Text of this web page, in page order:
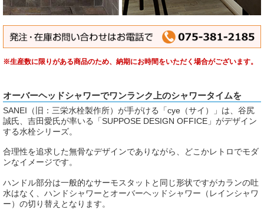
※生産数に限りがある商品のため、納期にお時間をいただく場合がございます。
オーバーヘッドシャワーでワンランク上のシャワータイムを
SANEI（旧：三栄水栓製作所）が手がける「cye（サイ）」は、谷尻
誠氏、吉田愛氏が率いる「SUPPOSE DESIGN OFFICE」がデザイン
する水栓シリーズ。
合理性を追求した無骨なデザインでありながら、どこかレトロでモダ
ンなイメージです。
ハンドル部分は一般的なサーモスタットと同じ形状ですがカランの吐
水はなく、ハンドシャワーとオーバーヘッドシャワー（レインシャワ
ー）の切り替えとなります。